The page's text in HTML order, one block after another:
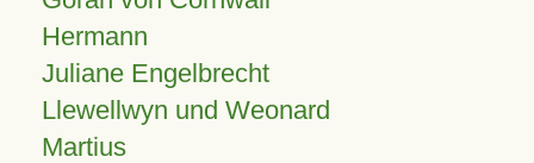
Hermann
Juliane Engelbrecht
Llewellwyn und Weonard
Martius